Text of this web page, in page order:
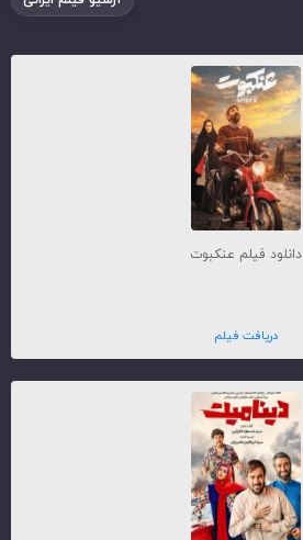
دانلود فیلم عنکبوت
دریافت فیلم